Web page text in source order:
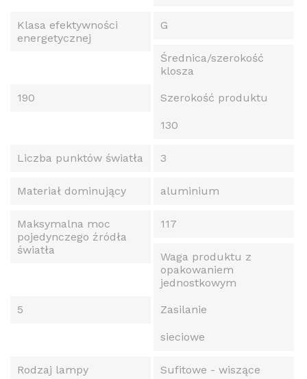
Klasa efektywności
energetycznej
G
Średnica/szerokość
klosza
190 Szerokość produktu
130
Liczba punktów światła 3
Materiał dominujący aluminium
Maksymalna moc
pojedynczego źródła
światła
117
Waga produktu z
opakowaniem
jednostkowym
5 Zasilanie
sieciowe
Rodzaj lampy Sufitowe - wiszące